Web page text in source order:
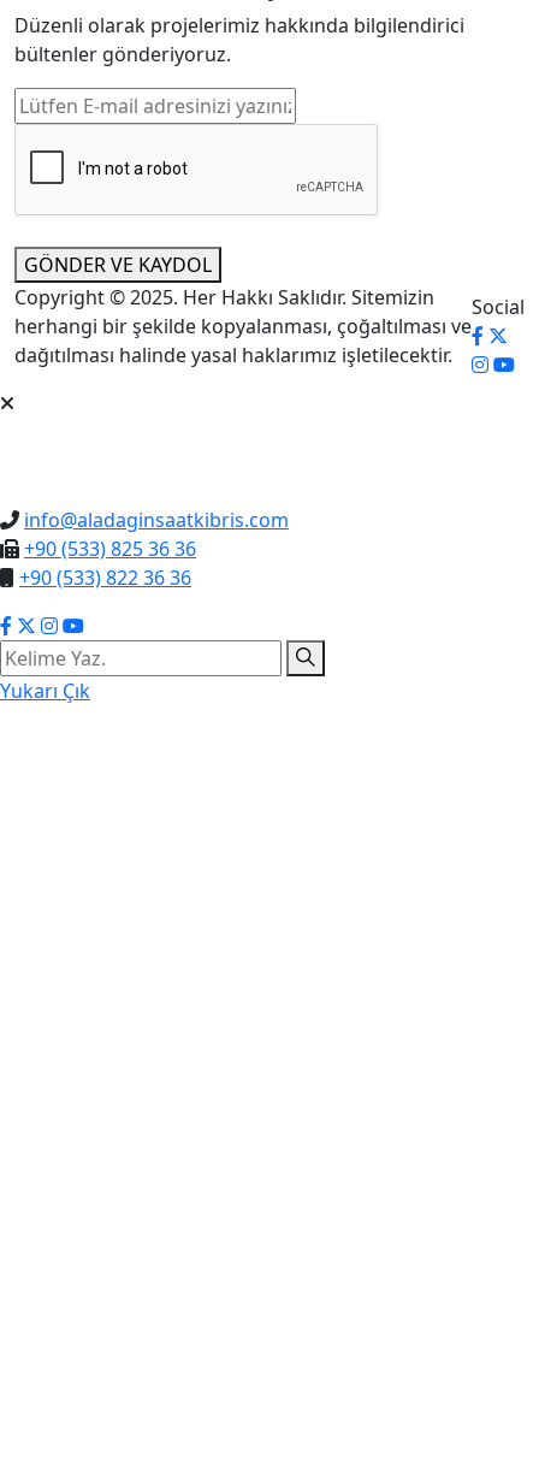
Düzenli olarak projelerimiz hakkında bilgilendirici
bültenler gönderiyoruz.
GÖNDER VE KAYDOL
Copyright © 2025. Her Hakkı Saklıdır. Sitemizin
herhangi bir şekilde kopyalanması, çoğaltılması ve
dağıtılması halinde yasal haklarımız işletilecektir.
Social
info@aladaginsaatkibris.com
+90 (533) 825 36 36
+90 (533) 822 36 36
Yukarı Çık